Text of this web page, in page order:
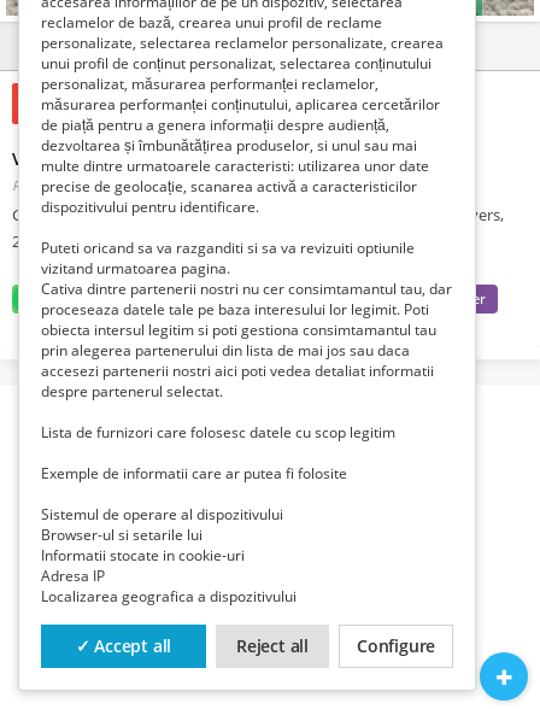
Detalii Contact
30 Lei
Viena, Elisabetta Canoro, 2008
Romania, Bucuresti, Bucuresti, Publicat 1 lună zi în urmă
Ghid de calatorie din Colectia "Cele mai iubite orase", Editura Univers,
2008. Tel 0748 50 11 24
reclamelor de bază, crearea unui profil de reclame
personalizate, selectarea reclamelor personalizate, crearea
unui profil de conținut personalizat, selectarea conținutului
personalizat, măsurarea performanței reclamelor,
măsurarea performanței conținutului, aplicarea cercetărilor
de piață pentru a genera informații despre audiență,
dezvoltarea și îmbunătățirea produselor, si unul sau mai
multe dintre urmatoarele caracteristi: utilizarea unor date
precise de geolocație, scanarea activă a caracteristicilor
dispozitivului pentru identificare.
Puteti oricand sa va razganditi si sa va revizuiti optiunile
vizitand urmatoarea pagina.
Cativa dintre partenerii nostri nu cer consimtamantul tau, dar
proceseaza datele tale pe baza interesului lor legimit. Poti
obiecta intersul legitim si poti gestiona consimtamantul tau
prin alegerea partenerului din lista de mai jos sau daca
accesezi partenerii nostri aici poti vedea detaliat informatii
despre partenerul selectat.
Lista de furnizori care folosesc datele cu scop legitim
Exemple de informatii care ar putea fi folosite
Sistemul de operare al dispozitivului
Browser-ul si setarile lui
Informatii stocate in cookie-uri
Adresa IP
Localizarea geografica a dispozitivului
✓ Accept all Reject all Configure